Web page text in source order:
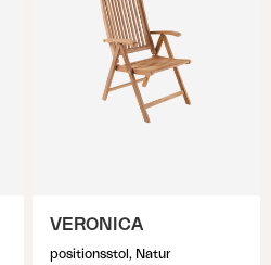
VERONICA
positionsstol, Natur